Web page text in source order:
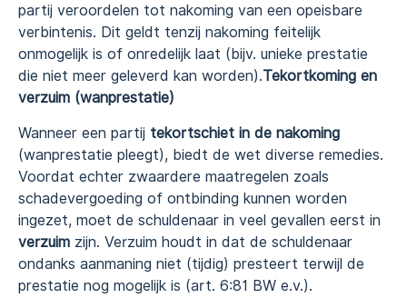
partij veroordelen tot nakoming van een opeisbare
verbintenis. Dit geldt tenzij nakoming feitelijk
onmogelijk is of onredelijk laat (bijv. unieke prestatie
die niet meer geleverd kan worden).Tekortkoming en
verzuim (wanprestatie)
Wanneer een partij tekortschiet in de nakoming
(wanprestatie pleegt), biedt de wet diverse remedies.
Voordat echter zwaardere maatregelen zoals
schadevergoeding of ontbinding kunnen worden
ingezet, moet de schuldenaar in veel gevallen eerst in
verzuim zijn. Verzuim houdt in dat de schuldenaar
ondanks aanmaning niet (tijdig) presteert terwijl de
prestatie nog mogelijk is (art. 6:81 BW e.v.).